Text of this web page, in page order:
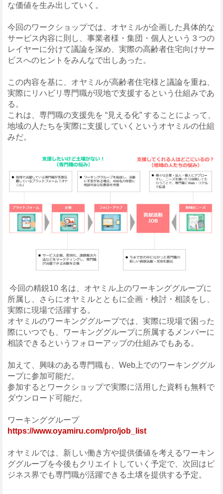
な価値を生み出していく。
今回のワークショップでは、オヤミルが企画した具体的な
サービス内容に則し、事業者様・集団・個人という３つの
レイヤーに分けて議論を深め、実際の高齢者住宅向けサー
ビスへのヒントをみんなで出しあった。
この内容を基に、オヤミルが高齢者住宅様と議論を重ね、
実際にリハビリ専門職が現地で支援するという仕組みであ
る。
これは、専門職の支援先を “見える化” することによって、
地域の人たちを実際に支援していくというオヤミルの仕組
みだ。
今回の精鋭10 名は、オヤミル上のワーキンググループに
所属し、さらにオヤミルとともに企画・検討・相談をし、
実際に現場で活躍する。
オヤミルのワーキンググループでは、実際に現場で困った
際にいつでも、ワーキンググループに所属するメンバーに
相談できるというフォローアップの仕組みでもある。
加えて、興味のある専門職も、Web上でのワーキンググル
ープに参加可能だ。
参加するとワークショップで実際に活用した資料も無料で
ダウンロード可能だ。
ワーキンググループ
https://www.oyamiru.com/pro/job_list
オヤミルでは、新しい働き方や提供価値を考えるワーキン
ググループを今後もクリエイトしていく予定で、次回はビ
ジネス界でも専門職が活躍できる土壌を提供する予定。